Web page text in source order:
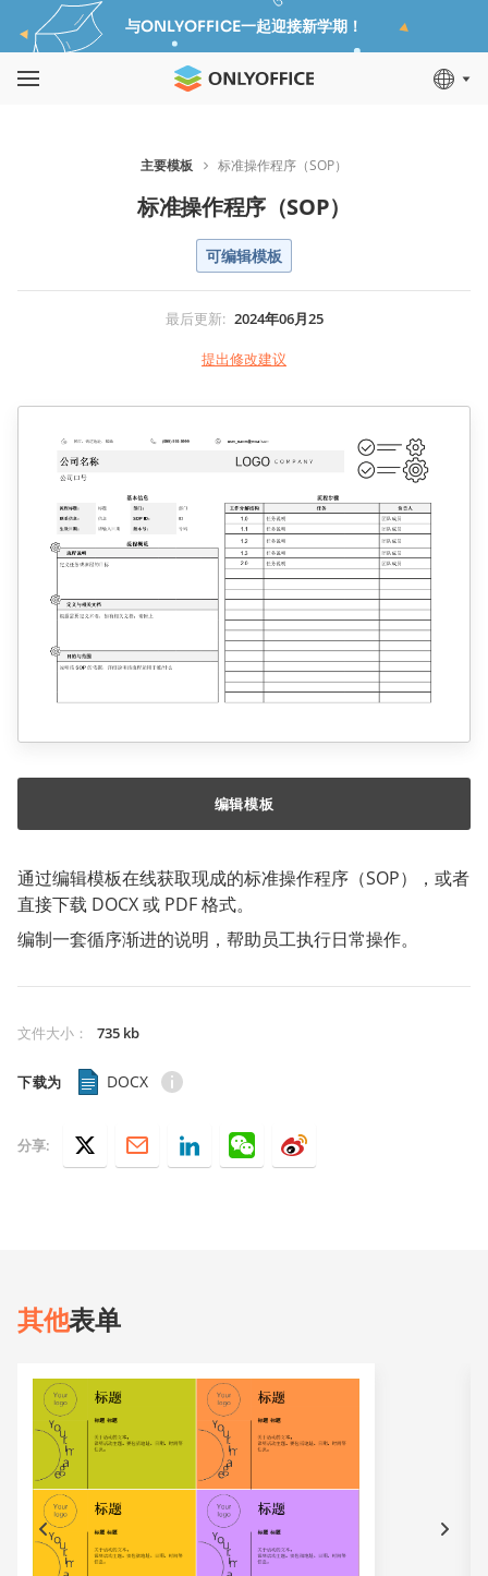
与ONLYOFFICE一起迎接新学期！
主要模板 标准操作程序（SOP）
标准操作程序（SOP）
可编辑模板
最后更新: 2024年06月25
提出修改建议
通过编辑模板在线获取现成的标准操作程序（SOP），或者
直接下载 DOCX 或 PDF 格式。
编制一套循序渐进的说明，帮助员工执行日常操作。
文件大小 ： 735 kb
下载为 DOCX
编辑模板
分享:
其他表单